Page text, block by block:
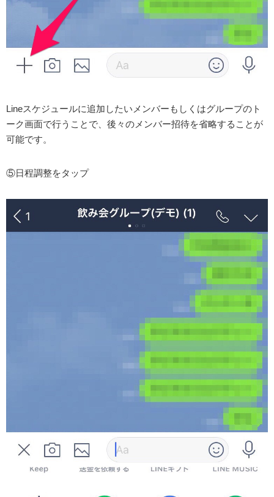
Lineスケジュールに追加したいメンバーもしくはグループのト
ーク画面で行うことで、後々のメンバー招待を省略することが
可能です。
⑤日程調整をタップ